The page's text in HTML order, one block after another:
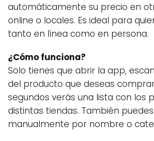
automáticamente su precio en
online o locales. Es ideal para
tanto en línea como en persona.
¿Cómo funciona?
Solo tienes que abrir la app,
del producto que deseas
segundos verás una lista con los
distintas tiendas. También
manualmente por nombre o